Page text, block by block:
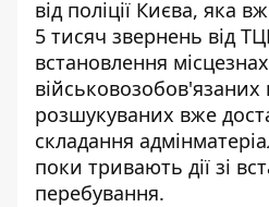
від поліції Києва, яка
5 тисяч звернень від
встановлення
військовозобов'язаних
розшукуваних вже
складання
поки тривають дії зі
перебування.